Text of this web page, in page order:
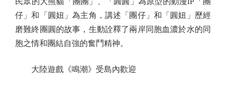
仔」和「圓妞」為主角，講述「團仔」和「圓妞」歷經
磨難終團圓的故事，生動詮釋了兩岸同胞血濃於水的同
胞之情和團結自強的奮鬥精神。
大陸遊戲《鳴潮》受島內歡迎